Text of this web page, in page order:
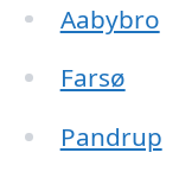
Aabybro
Farsø
Pandrup